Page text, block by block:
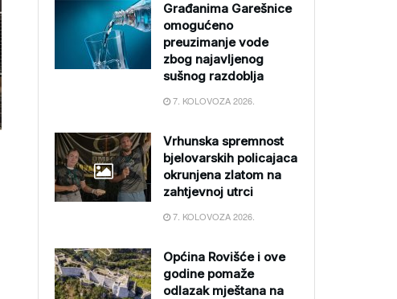
Građanima Garešnice
omogućeno
preuzimanje vode
zbog najavljenog
sušnog razdoblja
7. KOLOVOZA 2026.
Vrhunska spremnost
bjelovarskih policajaca
okrunjena zlatom na
zahtjevnoj utrci
7. KOLOVOZA 2026.
Općina Rovišće i ove
godine pomaže
odlazak mještana na